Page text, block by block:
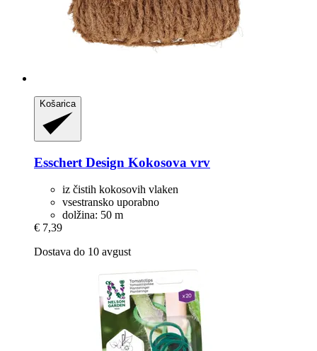
Košarica
Esschert Design Kokosova vrv
iz čistih kokosovih vlaken
vsestransko uporabno
dolžina: 50 m
€ 7,39
Dostava do 10 avgust